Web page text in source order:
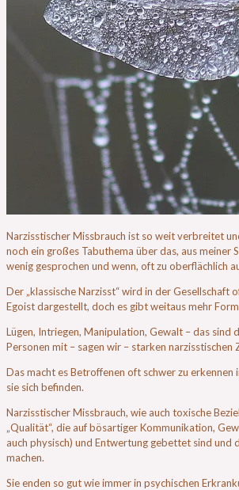
Narzisstischer Missbrauch ist so weit verbreitet
noch ein großes Tabuthema über das, aus meiner
wenig gesprochen und wenn, oft zu oberflächlich
Der „klassische Narzisst“ wird in der Gesellschaft
Egoist dargestellt, doch es gibt weitaus mehr
Lügen, Intriegen, Manipulation, Gewalt – das sind
Personen mit – sagen wir – starken narzisstischen
Das macht es Betroffenen oft schwer zu erkennen
sie sich befinden.
Narzisstischer Missbrauch, wie auch toxische
„Qualität“, die auf bösartiger Kommunikation,
auch physisch) und Entwertung gebettet sind und
machen.
Sie enden so gut wie immer in psychischen